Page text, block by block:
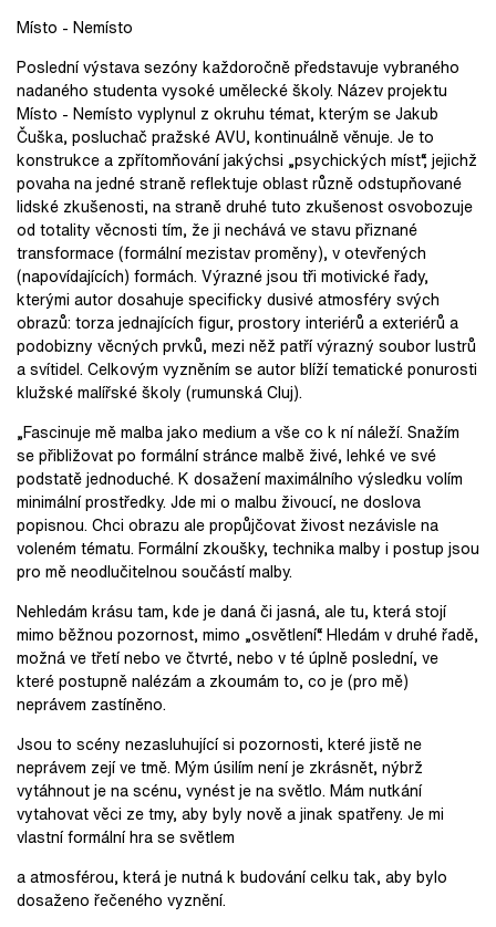
Místo - Nemísto
Poslední výstava sezóny každoročně představuje vybraného
nadaného studenta vysoké umělecké školy. Název projektu
Místo - Nemísto vyplynul z okruhu témat, kterým se Jakub
Čuška, posluchač pražské AVU, kontinuálně věnuje. Je to
konstrukce a zpřítomňování jakýchsi „psychických míst“, jejichž
povaha na jedné straně reflektuje oblast různě odstupňované
lidské zkušenosti, na straně druhé tuto zkušenost osvobozuje
od totality věcnosti tím, že ji nechává ve stavu přiznané
transformace (formální mezistav proměny), v otevřených
(napovídajících) formách. Výrazné jsou tři motivické řady,
kterými autor dosahuje specificky dusivé atmosféry svých
obrazů: torza jednajících figur, prostory interiérů a exteriérů a
podobizny věcných prvků, mezi něž patří výrazný soubor lustrů
a svítidel. Celkovým vyzněním se autor blíží tematické ponurosti
klužské malířské školy (rumunská Cluj).
„Fascinuje mě malba jako medium a vše co k ní náleží. Snažím
se přibližovat po formální stránce malbě živé, lehké ve své
podstatě jednoduché. K dosažení maximálního výsledku volím
minimální prostředky. Jde mi o malbu živoucí, ne doslova
popisnou. Chci obrazu ale propůjčovat živost nezávisle na
voleném tématu. Formální zkoušky, technika malby i postup jsou
pro mě neodlučitelnou součástí malby.
Nehledám krásu tam, kde je daná či jasná, ale tu, která stojí
mimo běžnou pozornost, mimo „osvětlení“. Hledám v druhé řadě,
možná ve třetí nebo ve čtvrté, nebo v té úplně poslední, ve
které postupně nalézám a zkoumám to, co je (pro mě)
neprávem zastíněno.
Jsou to scény nezasluhující si pozornosti, které jistě ne
neprávem zejí ve tmě. Mým úsilím není je zkrásnět, nýbrž
vytáhnout je na scénu, vynést je na světlo. Mám nutkání
vytahovat věci ze tmy, aby byly nově a jinak spatřeny. Je mi
vlastní formální hra se světlem
a atmosférou, která je nutná k budování celku tak, aby bylo
dosaženo řečeného vyznění.